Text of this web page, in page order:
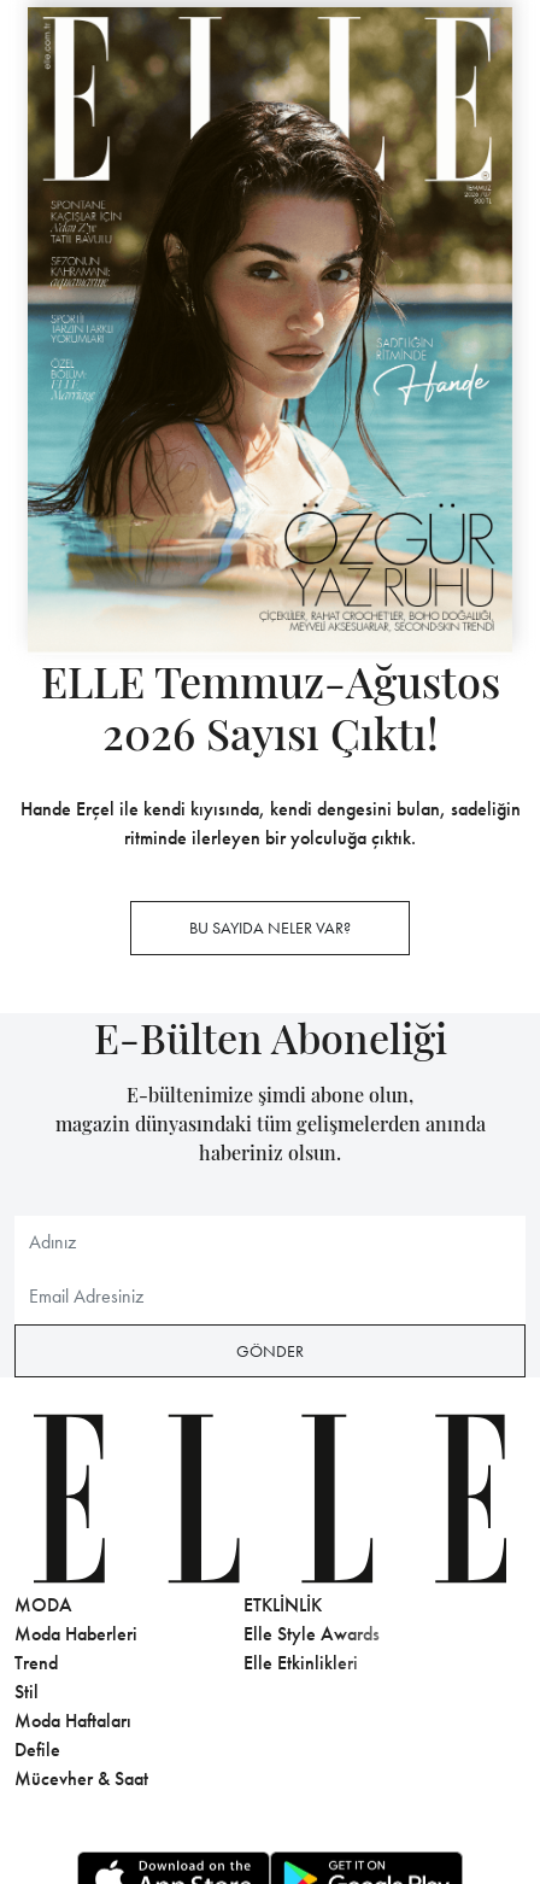
ELLE Temmuz-Ağustos
2026 Sayısı Çıktı!
Hande Erçel ile kendi kıyısında, kendi dengesini bulan, sadeliğin
ritminde ilerleyen bir yolculuğa çıktık.
BU SAYIDA NELER VAR?
E-Bülten Aboneliği
E-bültenimize şimdi abone olun,
magazin dünyasındaki tüm gelişmelerden anında
haberiniz olsun.
GÖNDER
MODA
Moda Haberleri
Trend
Stil
Moda Haftaları
Defile
Mücevher & Saat
ETKLINLIK
Elle Style Awards
Elle Etkinlikleri